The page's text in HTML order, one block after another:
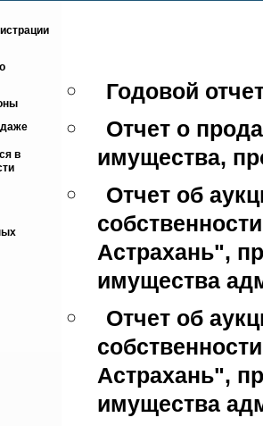
в
Годовой
Отчет о
имущества,
Отчет об
Астрахань",
имущества
Отчет об
Астрахань",
имущества